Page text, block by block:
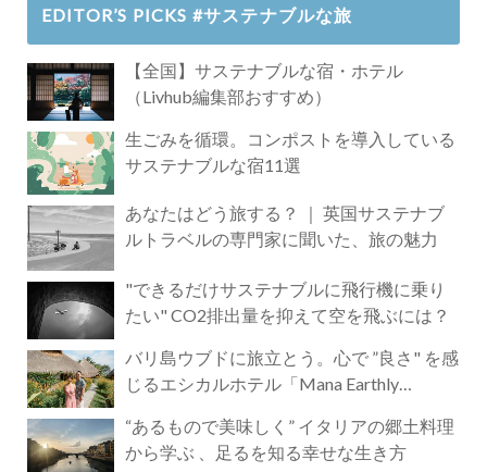
EDITOR’S PICKS #サステナブルな旅
【全国】サステナブルな宿・ホテル
（Livhub編集部おすすめ）
生ごみを循環。コンポストを導入している
サステナブルな宿11選
あなたはどう旅する？ ｜ 英国サステナブ
ルトラベルの専門家に聞いた、旅の魅力
"できるだけサステナブルに飛行機に乗り
たい" CO2排出量を抑えて空を飛ぶには？
バリ島ウブドに旅立とう。心で ”良さ" を感
じるエシカルホテル「Mana Earthly
“あるもので美味しく” イタリアの郷土料理
から学ぶ 、足るを知る幸せな生き方